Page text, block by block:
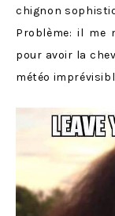
chignon
Problème: il me
pour avoir la
météo